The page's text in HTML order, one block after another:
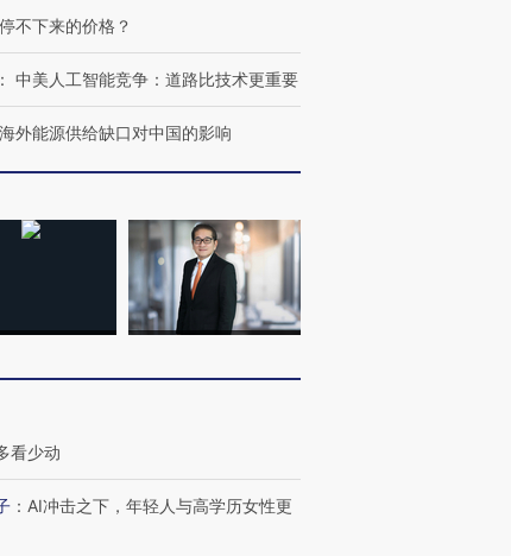
私7万
视线｜被称为“蟑螂”的印
育部长拱下台
飞地休达
届链博
链”接产
【特别呈现】寻找100种
【商旅对话】华住集团
CFO：不靠规模取胜，华
停不下来的价格？
： 中美人工智能竞争：道路比技术更重要
海外能源供给缺口对中国的影响
看少动
： AI冲击之下，年轻人与高学历女性更